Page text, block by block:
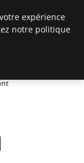
expérience
notre politique